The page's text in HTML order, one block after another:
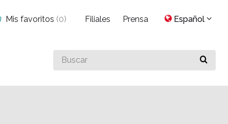
Buscar
algo
Mis favoritos (0) Filiales Prensa Español